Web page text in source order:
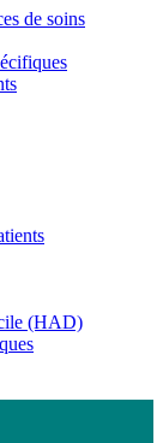
de soins
(HAD)